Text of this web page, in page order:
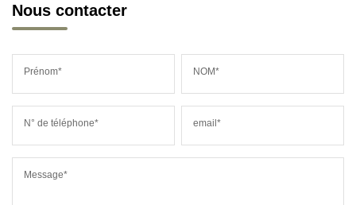
Nous contacter
Prénom* NOM*
N° de téléphone* email*
Message*